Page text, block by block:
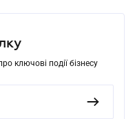
ключові події бізнесу